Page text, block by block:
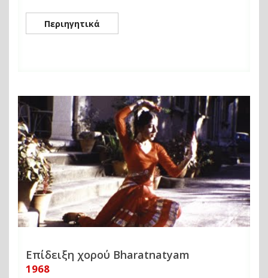
Περιηγητικά
Επίδειξη χορού Bharatnatyam
1968